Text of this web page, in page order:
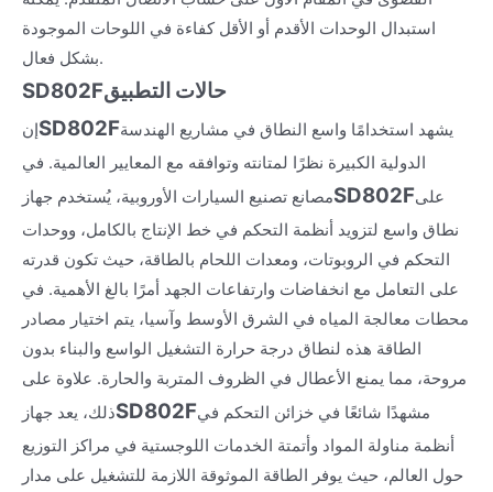
استبدال الوحدات الأقدم أو الأقل كفاءة في اللوحات الموجودة
بشكل فعال.
SD802Fحالات التطبيق
إنSD802Fيشهد استخدامًا واسع النطاق في مشاريع الهندسة
الدولية الكبيرة نظرًا لمتانته وتوافقه مع المعايير العالمية. في
مصانع تصنيع السيارات الأوروبية، يُستخدم جهازSD802Fعلى
نطاق واسع لتزويد أنظمة التحكم في خط الإنتاج بالكامل، ووحدات
التحكم في الروبوتات، ومعدات اللحام بالطاقة، حيث تكون قدرته
على التعامل مع انخفاضات وارتفاعات الجهد أمرًا بالغ الأهمية. في
محطات معالجة المياه في الشرق الأوسط وآسيا، يتم اختيار مصادر
الطاقة هذه لنطاق درجة حرارة التشغيل الواسع والبناء بدون
مروحة، مما يمنع الأعطال في الظروف المتربة والحارة. علاوة على
ذلك، يعد جهازSD802Fمشهدًا شائعًا في خزائن التحكم في
أنظمة مناولة المواد وأتمتة الخدمات اللوجستية في مراكز التوزيع
حول العالم، حيث يوفر الطاقة الموثوقة اللازمة للتشغيل على مدار